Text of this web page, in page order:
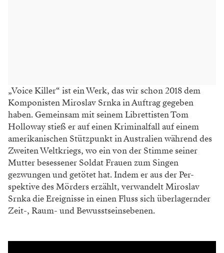
„Voice Killer“ ist ein Werk, das wir schon 2018 dem
Komponisten Miroslav Srnka in Auftrag gegeben
haben. Gemeinsam mit seinem Librettisten Tom
Holloway stieß er auf einen Kriminalfall auf einem
amerikanischen Stützpunkt in Australien während des
Zweiten Weltkriegs, wo ein von der Stimme seiner
Mutter besessener Soldat Frauen zum Singen
gezwungen und getötet hat. Indem er aus der Per-
spektive des Mörders erzählt, verwandelt Miroslav
Srnka die Ereignisse in einen Fluss sich überlagernder
Zeit-, Raum- und Bewusstseinsebenen.